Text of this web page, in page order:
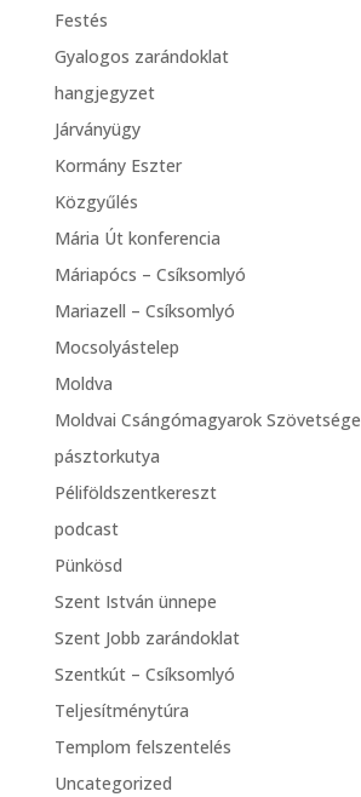
Festés
Gyalogos zarándoklat
hangjegyzet
Járványügy
Kormány Eszter
Közgyűlés
Mária Út konferencia
Máriapócs – Csíksomlyó
Mariazell – Csíksomlyó
Mocsolyástelep
Moldva
Moldvai Csángómagyarok Szövetsége
pásztorkutya
Péliföldszentkereszt
podcast
Pünkösd
Szent István ünnepe
Szent Jobb zarándoklat
Szentkút – Csíksomlyó
Teljesítménytúra
Templom felszentelés
Uncategorized